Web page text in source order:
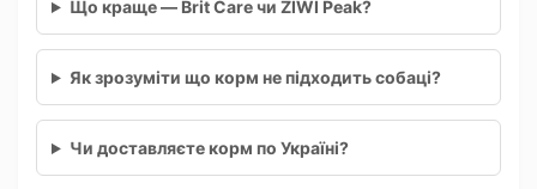
Що краще — Brit Care чи ZIWI Peak?
Як зрозуміти що корм не підходить собаці?
Чи доставляєте корм по Україні?